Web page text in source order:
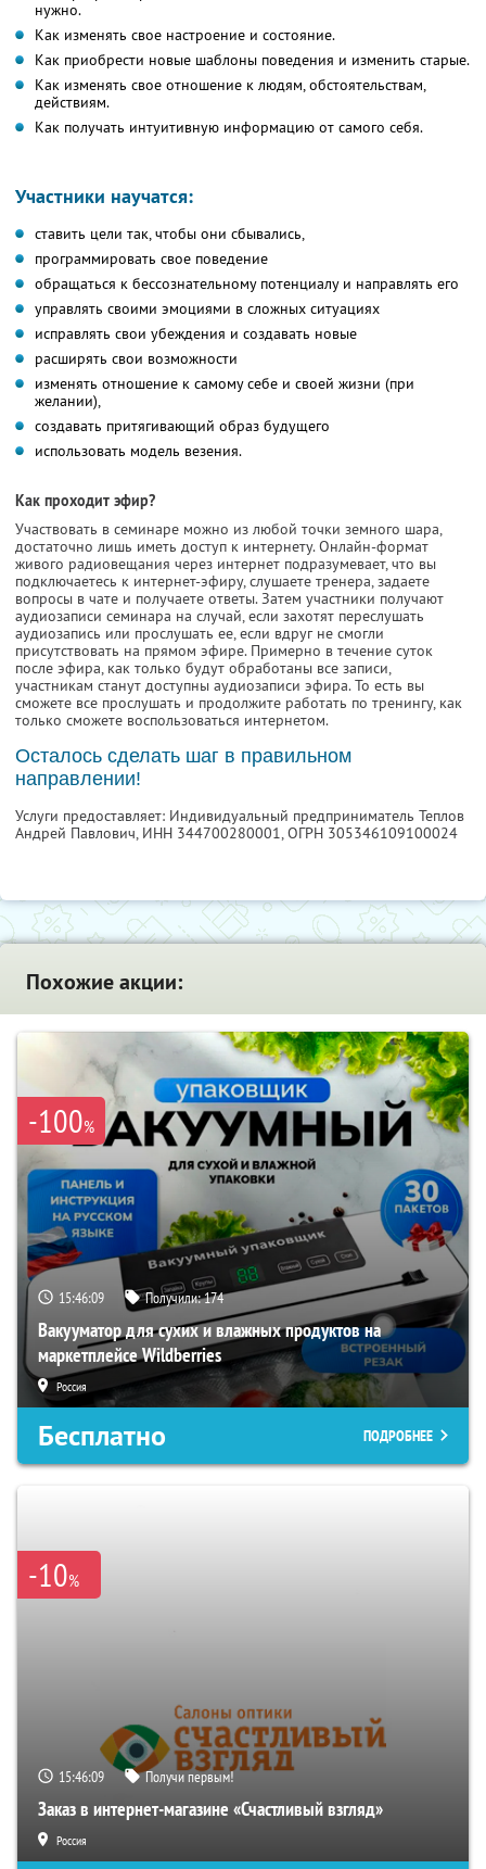
нужно.
Как изменять свое настроение и состояние.
Как приобрести новые шаблоны поведения и изменить старые.
Как изменять свое отношение к людям, обстоятельствам,
действиям.
Как получать интуитивную информацию от самого себя.
Участники научатся:
ставить цели так, чтобы они сбывались,
программировать свое поведение
обращаться к бессознательному потенциалу и направлять его
управлять своими эмоциями в сложных ситуациях
исправлять свои убеждения и создавать новые
расширять свои возможности
изменять отношение к самому себе и своей жизни (при
желании),
создавать притягивающий образ будущего
использовать модель везения.
Как проходит эфир?
Участвовать в семинаре можно из любой точки земного шара,
достаточно лишь иметь доступ к интернету. Онлайн-формат
живого радиовещания через интернет подразумевает, что вы
подключаетесь к интернет-эфиру, слушаете тренера, задаете
вопросы в чате и получаете ответы. Затем участники получают
аудиозаписи семинара на случай, если захотят переслушать
аудиозапись или прослушать ее, если вдруг не смогли
присутствовать на прямом эфире. Примерно в течение суток
после эфира, как только будут обработаны все записи,
участникам станут доступны аудиозаписи эфира. То есть вы
сможете все прослушать и продолжите работать по тренингу, как
только сможете воспользоваться интернетом.
Осталось сделать шаг в правильном
направлении!
Услуги предоставляет: Индивидуальный предприниматель Теплов
Андрей Павлович, ИНН 344700280001, ОГРН 305346109100024
Похожие акции:
-100%
15:46:08 Получили:174
Вакууматор для сухих и влажных продуктов на
маркетплейсе Wildberries
Россия
Бесплатно ПОДРОБНЕЕ
-10%
15:46:08 Получи первым!
Заказ в интернет-магазине «Счастливый взгляд»
Россия